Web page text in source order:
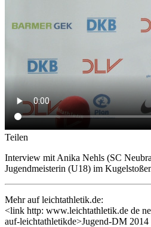
Teilen
Interview mit Anika Nehls (SC
Jugendmeisterin (U18) im
Mehr auf leichtathletik.de:
<link http: www.leichtathletik.de de
auf-leichtathletikde>Jugend-DM